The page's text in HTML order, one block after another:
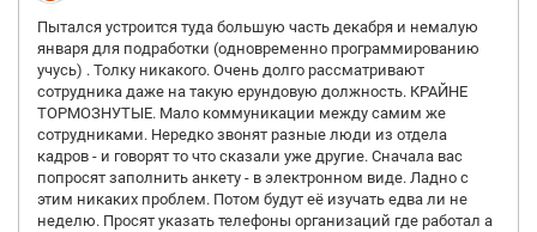
Пытался устроится туда большую часть декабря и немалую
января для подработки (одновременно программированию
учусь) . Толку никакого. Очень долго рассматривают
сотрудника даже на такую ерундовую должность. КРАЙНЕ
ТОРМОЗНУТЫЕ. Мало коммуникации между самим же
сотрудниками. Нередко звонят разные люди из отдела
кадров - и говорят то что сказали уже другие. Сначала вас
попросят заполнить анкету - в электронном виде. Ладно с
этим никаких проблем. Потом будут её изучать едва ли не
неделю. Просят указать телефоны организаций где работал а